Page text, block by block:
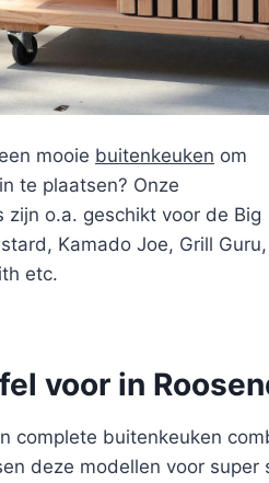
mooie buitenkeuken om
te plaatsen? Onze
zijn o.a. geschikt voor de Big
Kamado Joe, Grill Guru,
etc.
voor in
complete buitenkeuken
deze modellen voor